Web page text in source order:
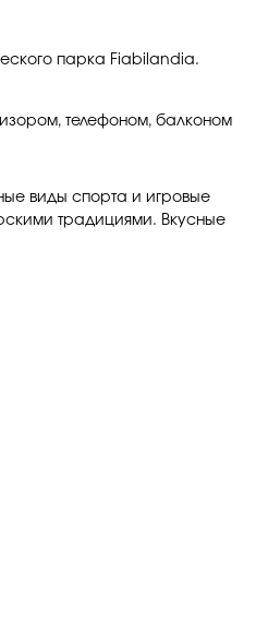
парка Fiabilandia.
телефоном, балконом
виды спорта и игровые
традициями. Вкусные